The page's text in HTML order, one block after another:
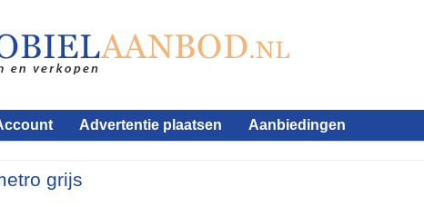
Advertentie plaatsen Aanbiedingen
grijs